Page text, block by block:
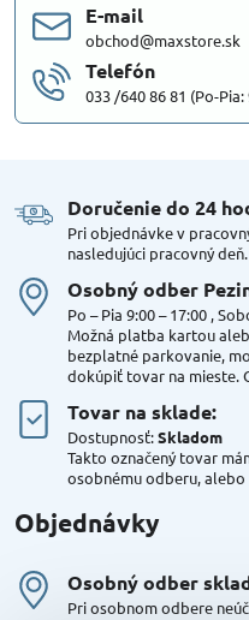
E-mail
obchod@maxstore.sk
Telefón
033 /640 86 81 (Po-Pia:
Doručenie do 24
Pri objednávke v
nasledujúci pracovný deň.
Osobný odber
Po – Pia 9:00 – 17:00 ,
Možná platba kartou
bezplatné parkovanie,
dokúpiť tovar na mieste.
Tovar na sklade:
Dostupnosť:Skladom
Takto označený tovar
osobnému odberu, alebo
Objednávky
Osobný odber
Pri osobnom odbere